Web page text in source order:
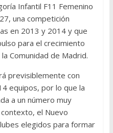
Infantil F11 Femenino
una competición
en 2013 y 2014 y que
para el crecimiento
Comunidad de Madrid.
previsiblemente con
equipos, por lo que la
a un número muy
el Nuevo
elegidos para formar